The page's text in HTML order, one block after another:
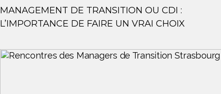
MANAGEMENT DE TRANSITION OU CDI :
L’IMPORTANCE DE FAIRE UN VRAI CHOIX